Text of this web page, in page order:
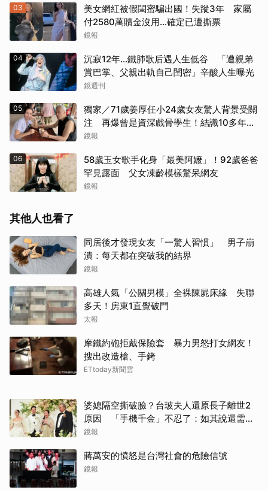
03
美女網紅被假閨蜜騙出國！失蹤3年 家屬
付2580萬贖金沒用…確定已遭撕票
鏡報
04
沉寂12年…鐵肺歌后遇人生低谷 「遭親弟
賞巴掌、父親出軌自己閨密」辛酸人生曝光
鏡週刊
05
獨家／71歲姜厚任小24歲女友驚人背景受關
注 再爆曾是資深戲骨學生！結識10多年私
下為人曝光
鏡報
06
58歲玉女歌手化身「最美阿嬤」！92歲爸爸
罕見露面 父女凍齡模樣驚呆網友
鏡報
其他人也看了
同居後才發現女友「一驚人習慣」 男子崩
潰：每天都在突破我的結界
鏡報
高雄人氣「公關男模」全裸陳屍床緣 失聯
多天！房東1直覺破門
太報
摩鐵約砲拒戴保險套 暴力男怒打女網友！
搜出改造槍、手銬
ETtoday新聞雲
婆媳隔空撕破臉？台玻夫人還原長子離世2
原因 「手機千金」不忍了：如其說還需要
離開嗎？
鏡報
蔣萬安的憤怒是台灣社會的危險信號
鏡報